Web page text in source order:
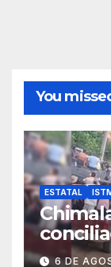
You
ESTATAL
ejidos
6 DE